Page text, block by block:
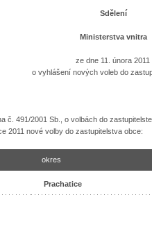
Sdělení
Ministerstva vnitra
ze dne 11. února 2011
o vyhlášení nových voleb do
č. 491/2001 Sb., o volbách do
2011 nové volby do zastupitelstva obce:
okres
Prachatice